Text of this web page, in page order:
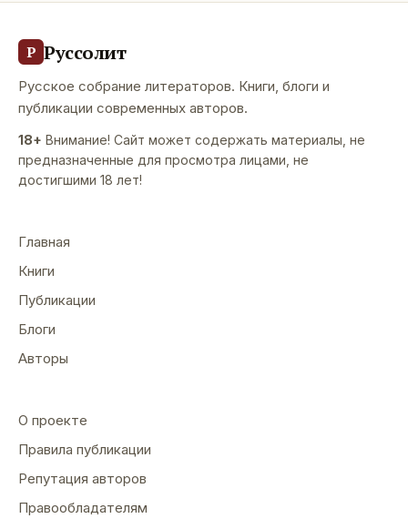
Р Руссолит
Русское собрание литераторов. Книги, блоги и
публикации современных авторов.
18+ Внимание! Сайт может содержать материалы, не
предназначенные для просмотра лицами, не
достигшими 18 лет!
Главная
Книги
Публикации
Блоги
Авторы
О проекте
Правила публикации
Репутация авторов
Правообладателям